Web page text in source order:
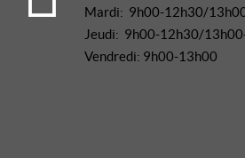
Mardi: 9h00-12h30/
Jeudi: 9h00-12h30/
Vendredi: 9h00-13h00